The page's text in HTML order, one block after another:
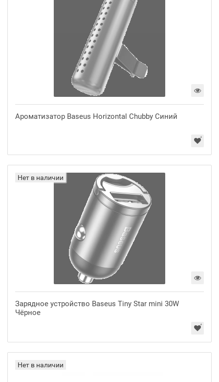
Ароматизатор Baseus Horizontal Chubby Синий
Нет в наличии
Зарядное устройство Baseus Tiny Star mini 30W
Чёрное
Нет в наличии